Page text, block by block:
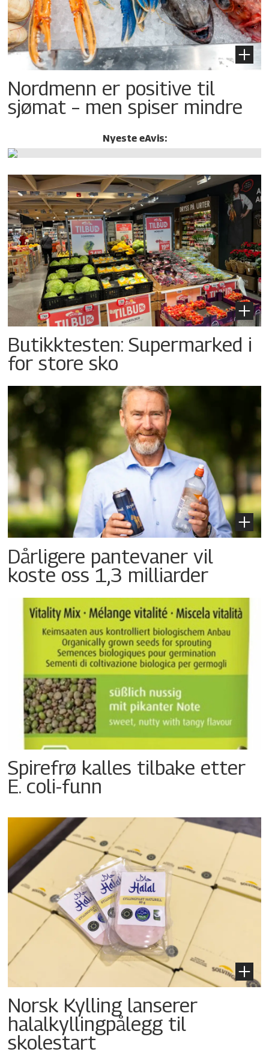
Nordmenn er positive til
sjømat – men spiser mindre
Nyeste eAvis:
Butikktesten: Supermarked i
for store sko
Dårligere pantevaner vil
koste oss 1,3 milliarder
Spirefrø kalles tilbake etter
E. coli-funn
Norsk Kylling lanserer
halalkyllingpålegg til
skolestart